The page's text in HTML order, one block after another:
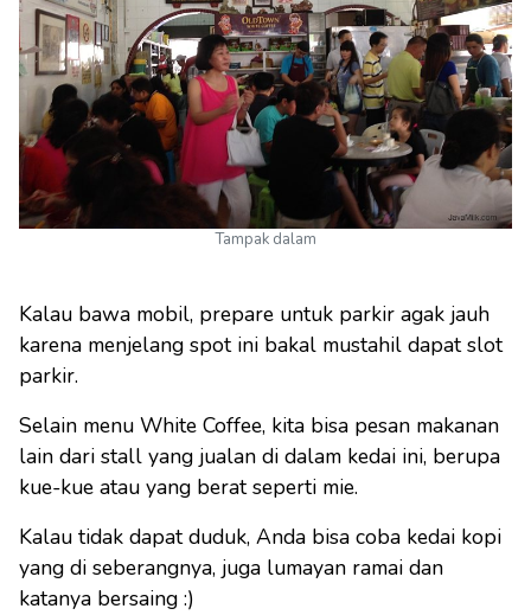
Tampak dalam
Kalau bawa mobil, prepare untuk parkir agak jauh
karena menjelang spot ini bakal mustahil dapat slot
parkir.
Selain menu White Coffee, kita bisa pesan makanan
lain dari stall yang jualan di dalam kedai ini, berupa
kue-kue atau yang berat seperti mie.
Kalau tidak dapat duduk, Anda bisa coba kedai kopi
yang di seberangnya, juga lumayan ramai dan
katanya bersaing :)